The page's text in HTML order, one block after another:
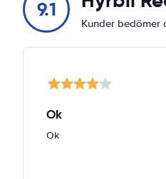
9.1
Kunder bedömer
Ok
Ok